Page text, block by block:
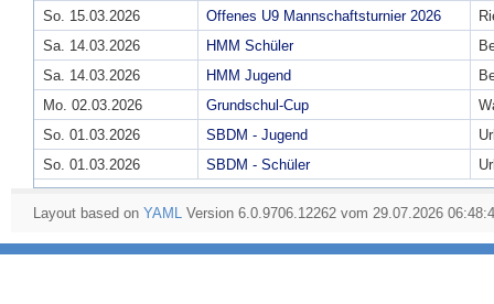
So. 15.03.2026
Offenes U9 Mannschaftsturnier 2026
Sa. 14.03.2026
HMM Schüler
Sa. 14.03.2026
HMM Jugend
Mo. 02.03.2026
Grundschul-Cup
So. 01.03.2026
SBDM - Jugend
So. 01.03.2026
SBDM - Schüler
Layout based on YAML Version 6.0.9706.12262 vom 29.07.2026